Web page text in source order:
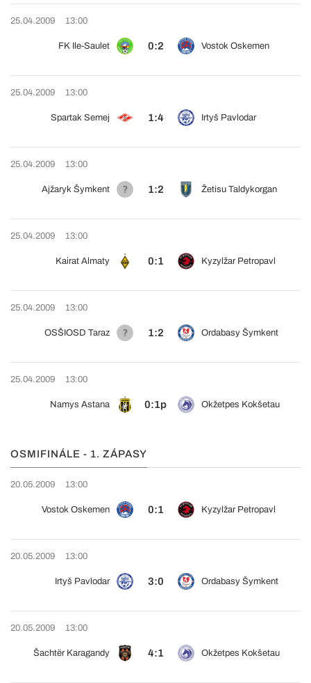
25.04.2009 13:00
FK Ile-Saulet 0:2 Vostok Oskemen
25.04.2009 13:00
Spartak Semej 1:4 Irtyš Pavlodar
25.04.2009 13:00
Ajžaryk Šymkent 1:2 Žetisu Taldykorgan
25.04.2009 13:00
Kairat Almaty 0:1 Kyzylžar Petropavl
25.04.2009 13:00
OSŠIOSD Taraz 1:2 Ordabasy Šymkent
25.04.2009 13:00
Namys Astana 0:1p Okžetpes Kokšetau
OSMIFINÁLE - 1. ZÁPASY
20.05.2009 13:00
Vostok Oskemen 0:1 Kyzylžar Petropavl
20.05.2009 13:00
Irtyš Pavlodar 3:0 Ordabasy Šymkent
20.05.2009 13:00
Šachtër Karagandy 4:1 Okžetpes Kokšetau